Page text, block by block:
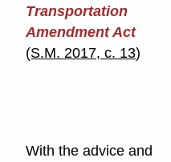
Transportation
Amendment Act
(S.M. 2017, c. 13)
With the advice and